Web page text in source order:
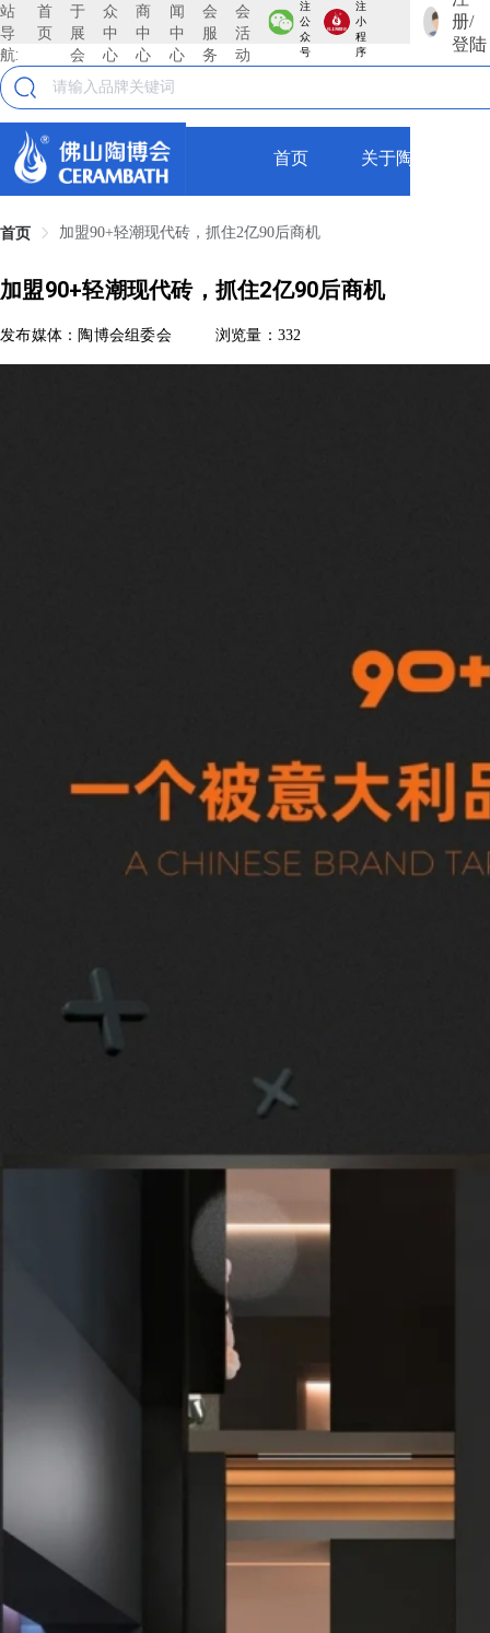
站
导
航:
首
页
于
展
会
众
中
心
商
中
心
闻
中
心
会
服
务
会
活
动
注
公
众
号
注
小
程
序
册/
登陆
首页 关于陶博会
首页 加盟90+轻潮现代砖，抓住2亿90后商机
加盟90+轻潮现代砖，抓住2亿90后商机
发布媒体：陶博会组委会 浏览量：332